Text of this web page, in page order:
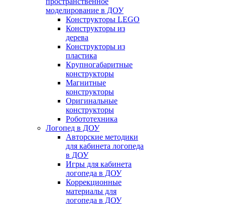
моделирование в ДОУ
Конструкторы LEGO
Конструкторы из
дерева
Конструкторы из
пластика
Крупногабаритные
конструкторы
Магнитные
конструкторы
Оригинальные
конструкторы
Робототехника
Логопед в ДОУ
Авторские методики
для кабинета логопеда
в ДОУ
Игры для кабинета
логопеда в ДОУ
Коррекционные
материалы для
логопеда в ДОУ